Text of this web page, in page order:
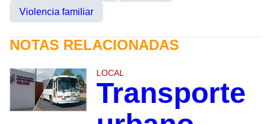
Violencia familiar
NOTAS RELACIONADAS
LOCAL
Transporte